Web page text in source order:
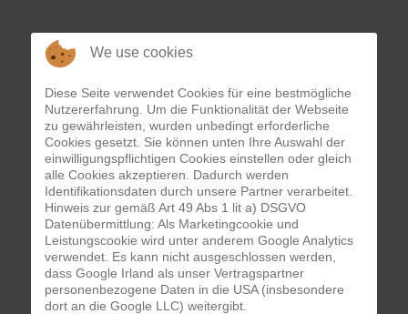
We use cookies
Diese Seite verwendet Cookies für eine bestmögliche
Nutzererfahrung. Um die Funktionalität der Webseite
zu gewährleisten, wurden unbedingt erforderliche
Cookies gesetzt. Sie können unten Ihre Auswahl der
einwilligungspflichtigen Cookies einstellen oder gleich
alle Cookies akzeptieren. Dadurch werden
Identifikationsdaten durch unsere Partner verarbeitet.
Hinweis zur gemäß Art 49 Abs 1 lit a) DSGVO
Datenübermittlung: Als Marketingcookie und
Leistungscookie wird unter anderem Google Analytics
verwendet. Es kann nicht ausgeschlossen werden,
dass Google Irland als unser Vertragspartner
personenbezogene Daten in die USA (insbesondere
dort an die Google LLC) weitergibt.